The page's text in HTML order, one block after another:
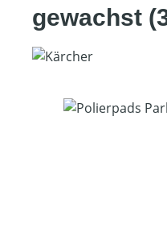
gewachst
Bildergalerie